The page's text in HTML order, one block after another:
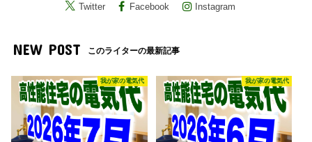
Twitter Facebook Instagram
NEW POST このライターの最新記事
我が家の電気代 我が家の電気代